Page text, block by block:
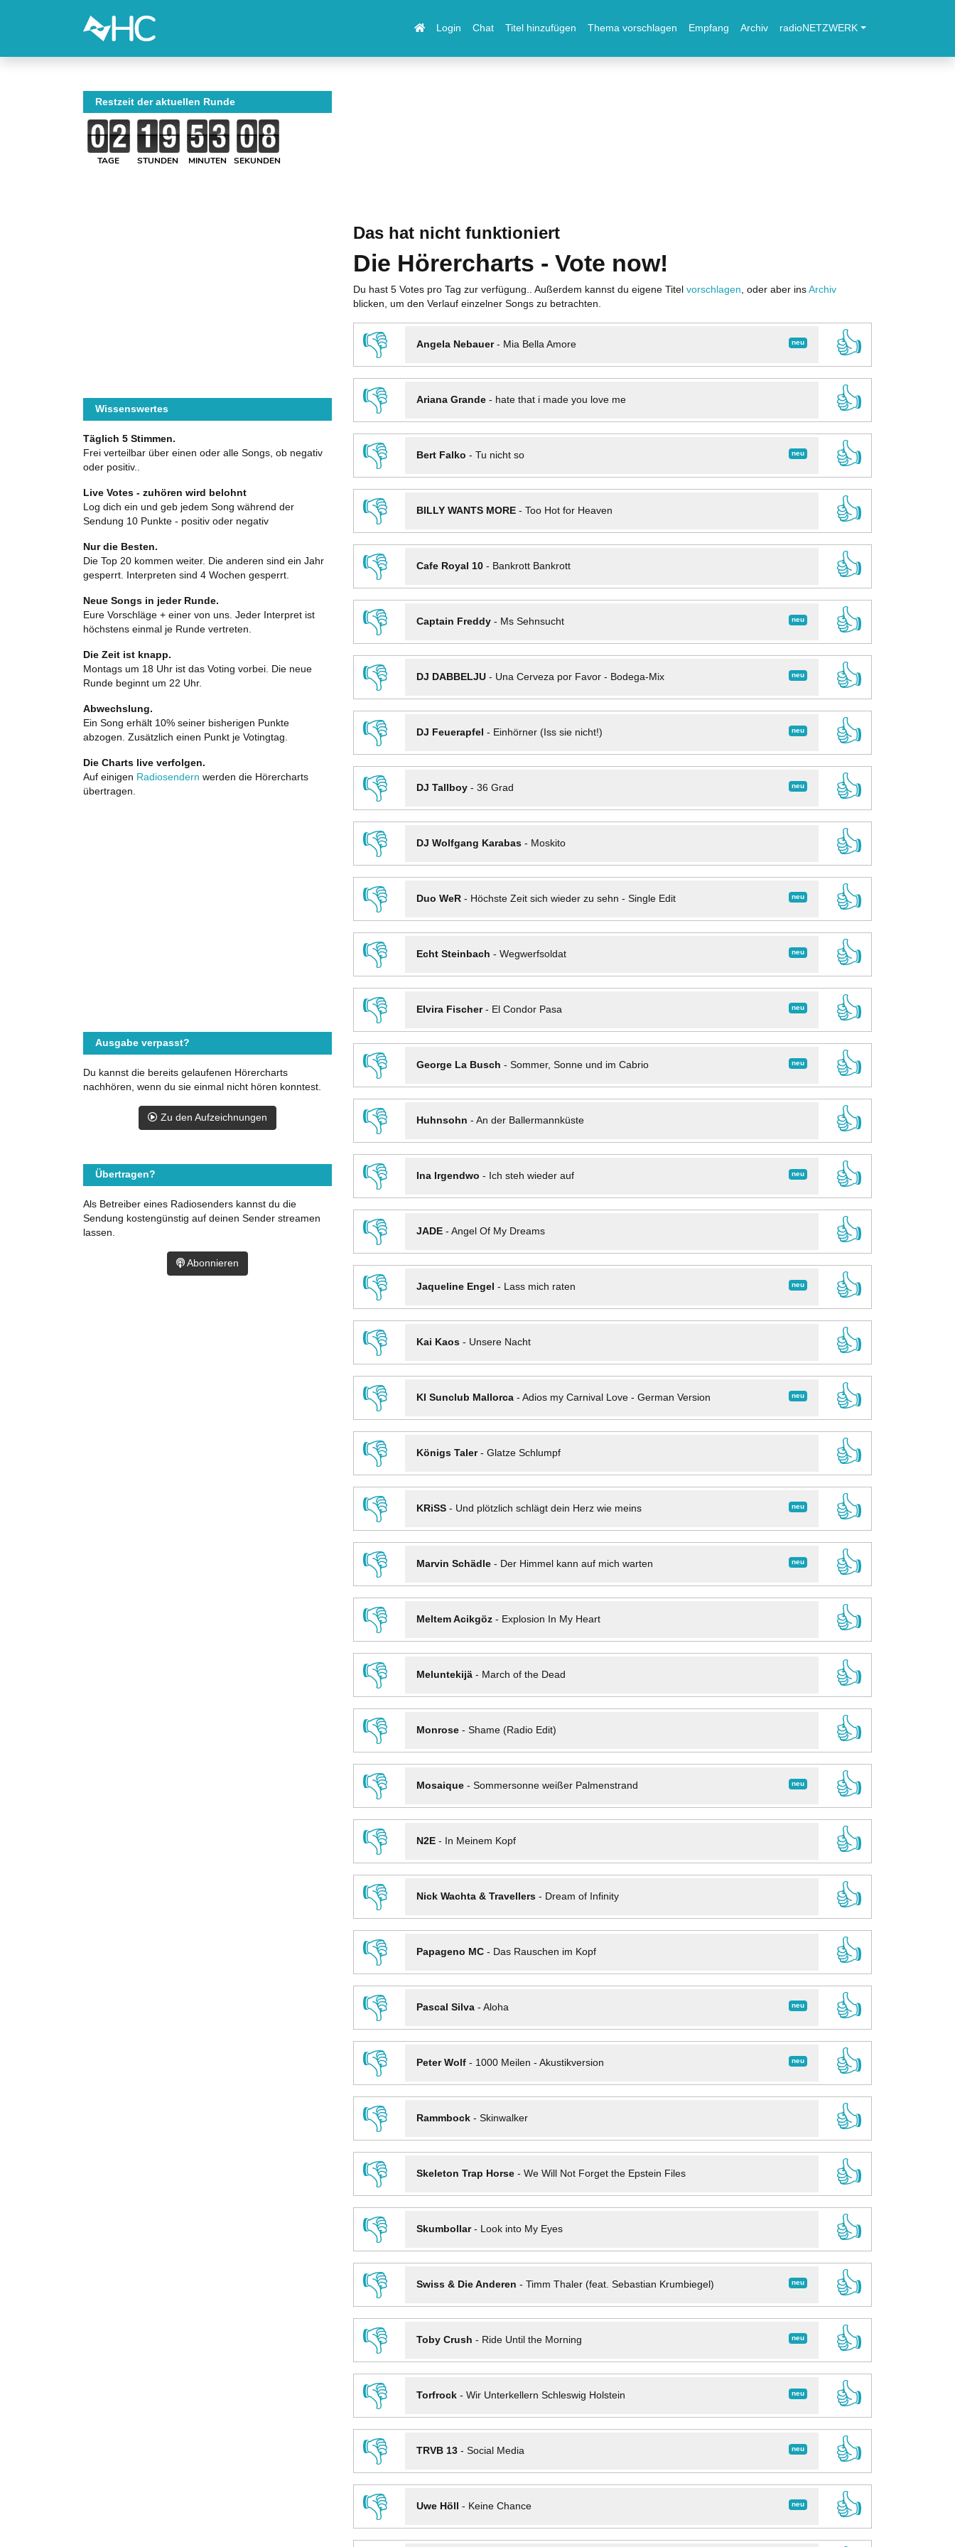
Login Chat Titel hinzufügen Thema vorschlagen Empfang Archiv radioNETZWERK
Das hat nicht funktioniert
Die Hörercharts - Vote now!
Du hast 5 Votes pro Tag zur verfügung.. Außerdem kannst du eigene Titel vorschlagen , oder aber ins Archiv
blicken, um den Verlauf einzelner Songs zu betrachten.
👎 neu
Angela Nebauer- Mia Bella Amore
👍
👎
Ariana Grande- hate that i made you love me
👍
👎
neu
Bert Falko - Tu nicht so
👍
👎
BILLY WANTS MORE- Too Hot for Heaven
👍
👎
Cafe Royal 10- Bankrott Bankrott
👍
👎
neu
Captain Freddy- Ms Sehnsucht
👍
👎
neu
DJ DABBELJU- Una Cerveza por Favor - Bodega-Mix
👍
👎
neu
DJ Feuerapfel - Einhörner (Iss sie nicht!)
👍
👎
neu
DJ Tallboy- 36 Grad
👍
👎
DJ Wolfgang Karabas- Moskito
👍
👎
neu
Duo WeR- Höchste Zeit sich wieder zu sehn - Single Edit
👍
👎
neu
Echt Steinbach - Wegwerfsoldat
👍
👎
neu
Elvira Fischer- El Condor Pasa
👍
👎
neu
George La Busch - Sommer, Sonne und im Cabrio
👍
👎
Huhnsohn - An der Ballermannküste
👍
👎
neu
Ina Irgendwo - Ich steh wieder auf
👍
👎
JADE- Angel Of My Dreams
👍
👎
neu
Jaqueline Engel - Lass mich raten
👍
👎
Kai Kaos- Unsere Nacht
👍
👎
neu
KI Sunclub Mallorca- Adios my Carnival Love - German Version
👍
👎
Königs Taler- Glatze Schlumpf
👍
👎
neu
KRiSS- Und plötzlich schlägt dein Herz wie meins
👍
👎
neu
Marvin Schädle- Der Himmel kann auf mich warten
👍
👎
Meltem Acikgöz- Explosion In My Heart
👍
👎
Meluntekijä- March of the Dead
👍
👎
Monrose- Shame (Radio Edit)
👍
👎
neu
Mosaique- Sommersonne weißer Palmenstrand
👍
👎
N2E- In Meinem Kopf
👍
👎
Nick Wachta & Travellers- Dream of Infinity
👍
👎
Papageno MC- Das Rauschen im Kopf
👍
👎
neu
Pascal Silva- Aloha
👍
👎
neu
Peter Wolf- 1000 Meilen - Akustikversion
👍
👎
Rammbock- Skinwalker
👍
👎
Skeleton Trap Horse- We Will Not Forget the Epstein Files
👍
👎
Skumbollar- Look into My Eyes
👍
👎
neu
Swiss & Die Anderen - Timm Thaler (feat. Sebastian Krumbiegel)
👍
👎
neu
Toby Crush - Ride Until the Morning
👍
👎
neu
Torfrock- Wir Unterkellern Schleswig Holstein
👍
👎
neu
TRVB 13- Social Media
👍
👎
neu
Uwe Höll - Keine Chance
👍
Restzeit der aktuellen Runde
TAGE STUNDEN MINUTEN SEKUNDEN
Wissenswertes
Täglich 5 Stimmen.
Frei verteilbar über einen oder alle Songs, ob negativ
oder positiv..
Live Votes - zuhören wird belohnt
Log dich ein und geb jedem Song während der
Sendung 10 Punkte - positiv oder negativ
Nur die Besten.
Die Top 20 kommen weiter. Die anderen sind ein Jahr
gesperrt. Interpreten sind 4 Wochen gesperrt.
Neue Songs in jeder Runde.
Eure Vorschläge + einer von uns. Jeder Interpret ist
höchstens einmal je Runde vertreten.
Die Zeit ist knapp.
Montags um 18 Uhr ist das Voting vorbei. Die neue
Runde beginnt um 22 Uhr.
Abwechslung.
Ein Song erhält 10% seiner bisherigen Punkte
abzogen. Zusätzlich einen Punkt je Votingtag.
Die Charts live verfolgen.
Auf einigen Radiosendern werden die Hörercharts
übertragen.
Ausgabe verpasst?
Du kannst die bereits gelaufenen Hörercharts
nachhören, wenn du sie einmal nicht hören konntest.
Zu den Aufzeichnungen
Übertragen?
Als Betreiber eines Radiosenders kannst du die
Sendung kostengünstig auf deinen Sender streamen
lassen.
Abonnieren